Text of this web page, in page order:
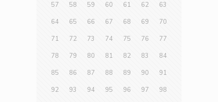
57
58 59 60 61 62
63
64
65 66 67 68 69
70
71
72 73 74 75 76
77
78
79 80 81 82 83
84
85
86 87 88 89 90
91
92
93 94 95 96 97
98